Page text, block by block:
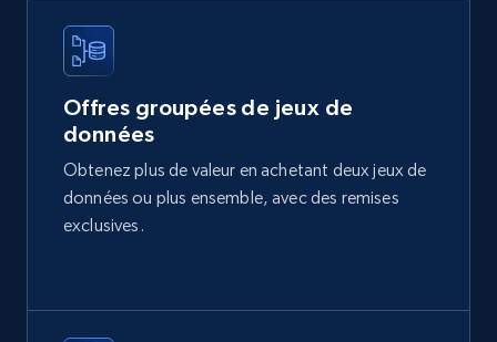
2.1K+
Etsy
URL, Product id, Listing inventory id, Title, Rating,
Reviews count shop, Reviews count item, Initial
price, and more.
Offres groupées de jeux de
données
Obtenez plus de valeur en achetant deux jeux de
données ou plus ensemble, avec des remises
exclusives.